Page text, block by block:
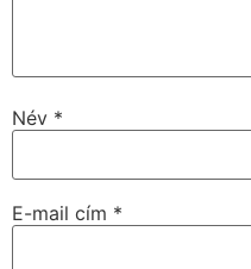
Név *
E-mail cím *